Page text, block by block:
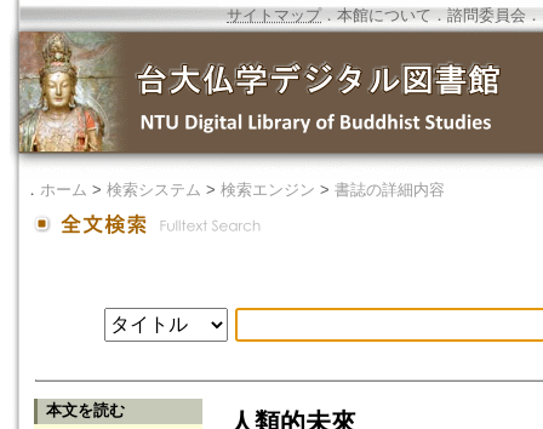
サイトマップ．本館について ． 諮問委員会 ．
． ホーム > 検索システム > 検索エンジン > 書誌の詳細内容
本文を読む